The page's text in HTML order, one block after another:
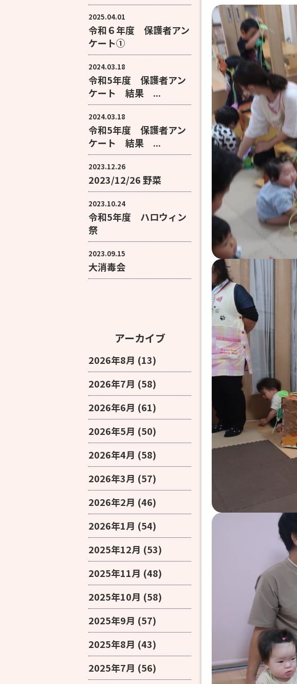
2025.04.01
令和６年度 保護者アン
ケート①
2024.03.18
令和5年度 保護者アン
ケート 結果 ...
2024.03.18
令和5年度 保護者アン
ケート 結果 ...
2023.12.26
2023/12/26 野菜
2023.10.24
令和5年度 ハロウィン
祭
2023.09.15
大消毒会
アーカイブ
2026年8月 (13)
2026年7月 (58)
2026年6月 (61)
2026年5月 (50)
2026年4月 (58)
2026年3月 (57)
2026年2月 (46)
2026年1月 (54)
2025年12月 (53)
2025年11月 (48)
2025年10月 (58)
2025年9月 (57)
2025年8月 (43)
2025年7月 (56)